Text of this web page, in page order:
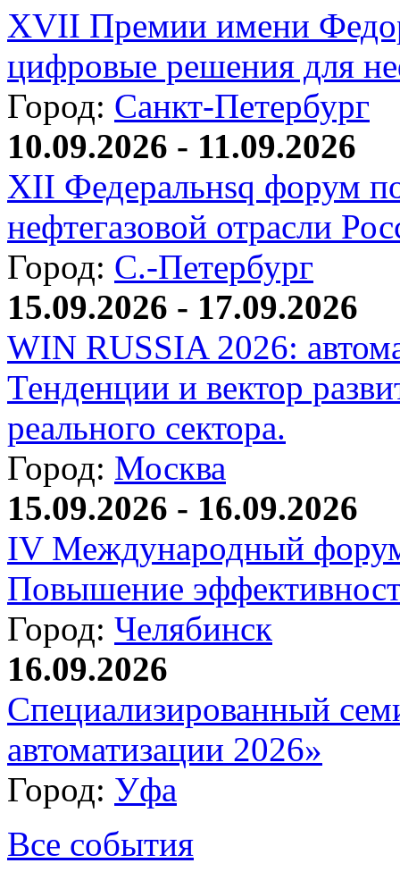
XVII Премии имени
цифровые решения для
Город: Санкт-Петербург
10.09.2026 - 11.09.2026
XII Федеральнsq форум
нефтегазовой отрасли
Город: С.-Петербург
15.09.2026 - 17.09.2026
WIN RUSSIA 2026:
Тенденции и вектор
реального сектора.
Город: Москва
15.09.2026 - 16.09.2026
IV Международный
Повышение
Город: Челябинск
16.09.2026
Специализированный
автоматизации 2026»
Город: Уфа
Все события